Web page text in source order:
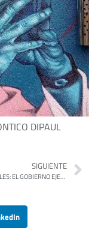
DIPAUL
SIGUIENTE
FERROCARRILES: EL GOBIERNO EJECUTÓ MENOS DE LA MITAD DE LOS FONDOS PARA OBRAS